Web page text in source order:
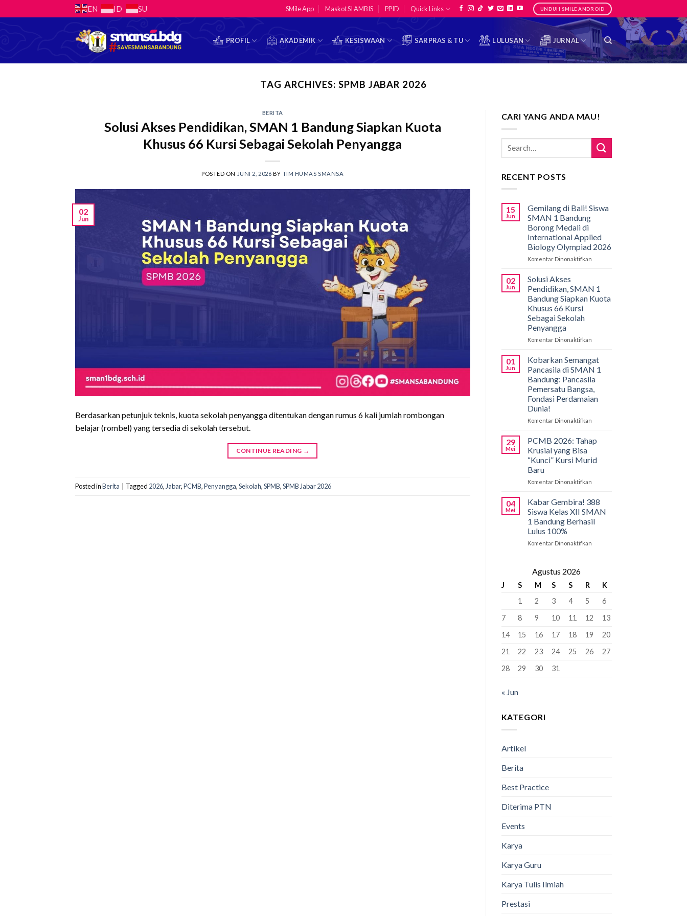
to
EN ID SU SMile App Maskot SI AMBIS PPID Quick Links UNDUH SMILE ANDROID
PROFIL AKADEMIK KESISWAAN SARPRAS & TU LULUSAN JURNAL
TAG ARCHIVES:SPMB JABAR 2026
BERITA
Solusi Akses Pendidikan, SMAN 1 Bandung Siapkan Kuota
Khusus 66 Kursi Sebagai Sekolah Penyangga
POSTED ON JUNI 2, 2026 BY TIM HUMAS SMANSA
02
Jun
Berdasarkan petunjuk teknis, kuota sekolah penyangga ditentukan dengan rumus 6 kali jumlah rombongan
belajar (rombel) yang tersedia di sekolah tersebut.
CONTINUE READING →
Posted inBerita Tagged 2026, Jabar,PCMB,Penyangga,Sekolah,SPMB,SPMB Jabar 2026
CARI YANG ANDA MAU!
RECENT POSTS
15
Jun
Gemilang di Bali! Siswa
SMAN 1 Bandung
Borong Medali di
International Applied
Biology Olympiad 2026
Komentar Dinonaktifkan
Bali!
Siswa
SMAN
Applied
Biology
Olympiad
2026
02
Jun
Solusi Akses
Pendidikan, SMAN 1
Bandung Siapkan Kuota
Khusus 66 Kursi
Sebagai Sekolah
Penyangga
Komentar Dinonaktifkan
Akses
Pendidikan,
SMAN
1
Bandung
Siapkan
Sebagai
Penyangga
01
Jun
Kobarkan Semangat
Pancasila di SMAN 1
Bandung: Pancasila
Pemersatu Bangsa,
Fondasi Perdamaian
Dunia!
Komentar Dinonaktifkan
Pancasila
SMAN
Pemersatu
Fondasi
Perdamaian
29
Mei
PCMB 2026: Tahap
Krusial yang Bisa
“Kunci” Kursi Murid
Baru
Komentar Dinonaktifkan
2026:
Tahap
Krusial
yang
04
Mei
Kabar Gembira! 388
Siswa Kelas XII SMAN
1 Bandung Berhasil
Lulus 100%
Komentar Dinonaktifkan
Kelas
SMAN
Bandung
Lulus
100%
Agustus 2026
J S M S S R
K
1
2 3 4 5
6
7
8 9 10 11 12
13
14
15 16 17 18 19
20
21
22 23 24 25 26
27
28
29 30 31
« Jun
KATEGORI
Artikel
Berita
Best Practice
Diterima PTN
Events
Karya
Karya Guru
Karya Tulis Ilmiah
Prestasi